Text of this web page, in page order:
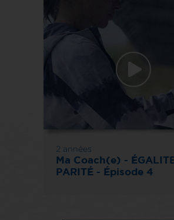
2 années
Ma Coach(e) -
PARITÉ - Épisode 4